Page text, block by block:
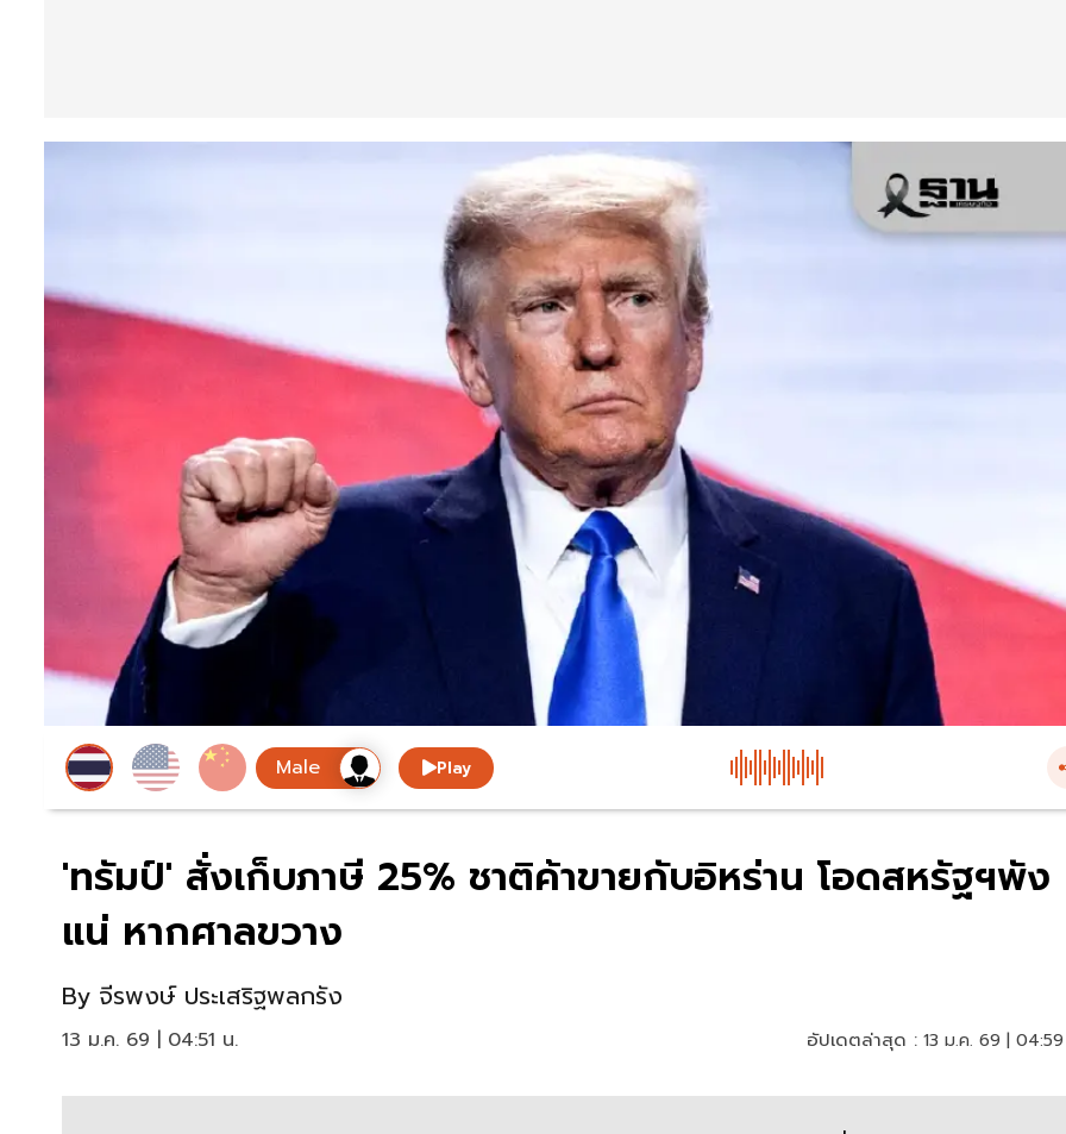
Play
'ทรัมป์' สั่งเก็บภาษี 25% ชาติค้าขายกับอิหร่าน โอดสหรัฐฯพัง
แน่ หากศาลขวาง
By จีรพงษ์ ประเสริฐพลกรัง
13 ม.ค. 69 | 04:51 น. อัปเดตล่าสุด : 13 ม.ค. 69 |